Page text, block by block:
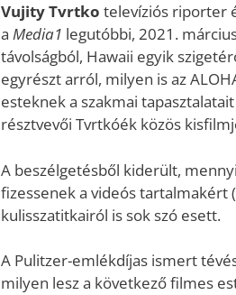
Vujity Tvrtko televíziós riporter
a Media1 legutóbbi, 2021.
távolságból, Hawaii egyik
egyrészt arról, milyen is az
esteknek a szakmai
résztvevői Tvrtkóék közös
A beszélgetésből kiderült,
fizessenek a videós tartalmakért
kulisszatitkairól is sok szó esett.
A Pulitzer-emlékdíjas ismert
milyen lesz a következő filmes